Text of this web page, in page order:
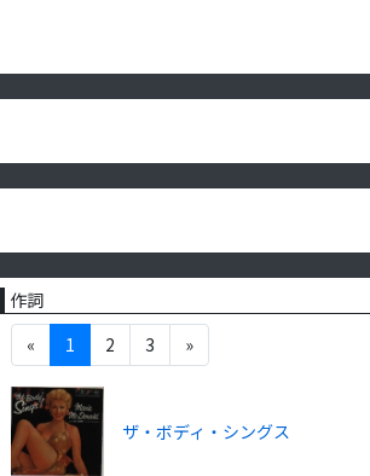
作詞
«
1 2 3 »
ザ・ボディ・シングス